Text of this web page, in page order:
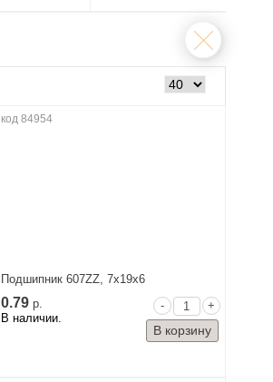
код 84954
Подшипник 607ZZ, 7x19x6
0.79р.
В наличии.
- +